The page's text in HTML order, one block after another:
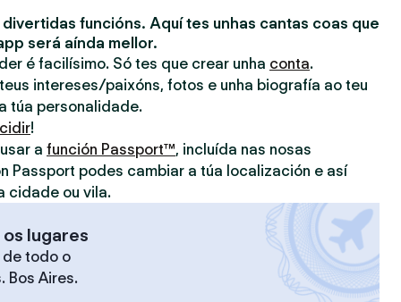
funcións. Aquí tes unhas cantas coas que
será aínda mellor.
é facilísimo. Só tes que crear unha conta.
intereses/paixóns, fotos e unha biografía ao teu
túa personalidade.
!
a función Passport™, incluída nas nosas
Passport podes cambiar a túa localización e así
cidade ou vila.
lugares
todo o
Bos Aires.